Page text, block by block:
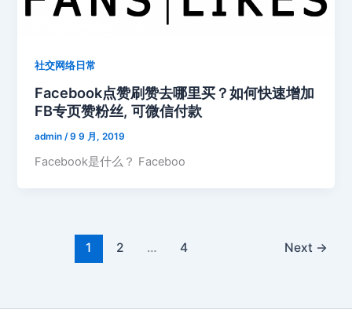
社交网络日常
Facebook点赞刷赞去哪里买？如何快速增加
FB专页赞粉丝, 可微信付款
admin /9 9 月, 2019
Facebook是什么？ Faceboo
1 2 … 4 Next →